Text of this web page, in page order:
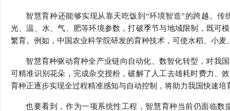
智慧育种还能够实现从靠天吃饭到“环境智造”的跨越。
光、温、水、气、肥等环境参数，打破季节与地域限制，既可
繁育。例如，中国农业科学院研发的育种技术，可使水稻、小
智慧育种驱动育种全产业链向自动化、数智化转型，对我
可精准识别花朵，完成杂交授粉，破解了人工去雄耗时费力、
育种正逐步实现全过程精准感知与自动控制，将助力我国快速
也要看到，作为一项系统性工程，智慧育种当前仍面临